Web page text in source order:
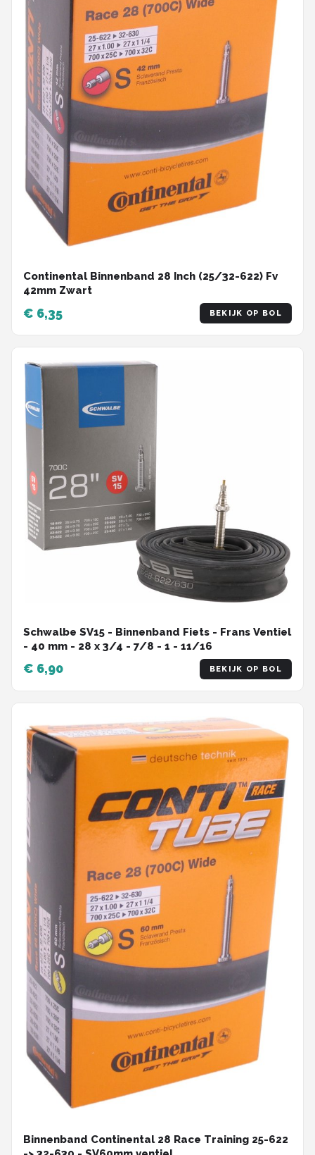
Continental Binnenband 28 Inch (25/32-622) Fv
42mm Zwart
€ 6,35 BEKIJK OP BOL
Schwalbe SV15 - Binnenband Fiets - Frans Ventiel
- 40 mm - 28 x 3/4 - 7/8 - 1 - 11/16
€ 6,90 BEKIJK OP BOL
Binnenband Continental 28 Race Training 25-622